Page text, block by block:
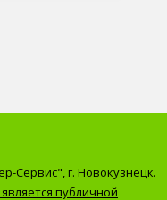
Сервис", г. Новокузнецк.
публичной